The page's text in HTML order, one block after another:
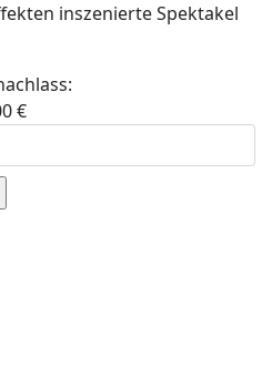
inszenierte Spektakel
€